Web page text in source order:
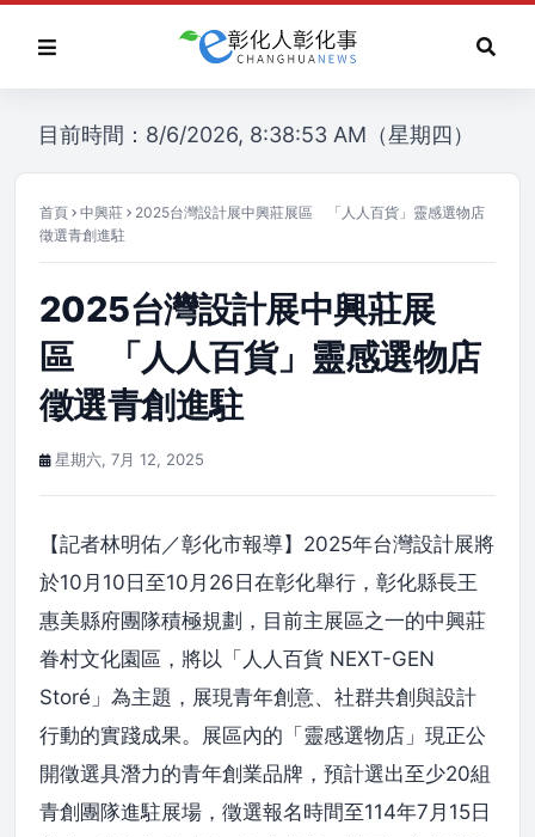
目前時間：8/6/2026, 8:38:53 AM（星期四）
首頁 中興莊
2025台灣設計展中興莊展區 「人人百貨」靈感選物店
徵選青創進駐
2025台灣設計展中興莊展
區 「人人百貨」靈感選物店
徵選青創進駐
星期六, 7月 12, 2025
【記者林明佑／彰化市報導】2025年台灣設計展將
於10月10日至10月26日在彰化舉行，彰化縣長王
惠美縣府團隊積極規劃，目前主展區之一的中興莊
眷村文化園區，將以「人人百貨 NEXT-GEN
Storé」為主題，展現青年創意、社群共創與設計
行動的實踐成果。展區內的「靈感選物店」現正公
開徵選具潛力的青年創業品牌，預計選出至少20組
青創團隊進駐展場，徵選報名時間至114年7月15日